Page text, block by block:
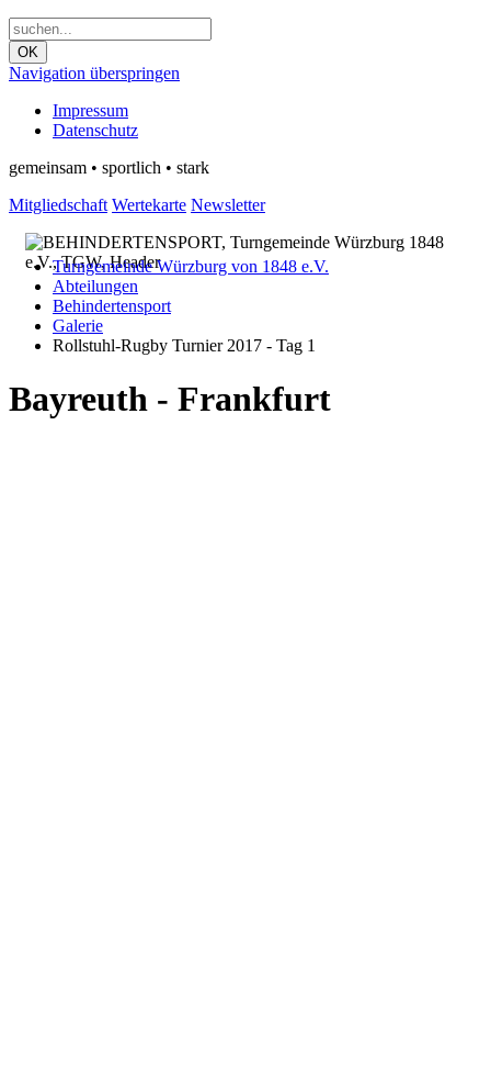
OK
Navigation überspringen
Impressum
Datenschutz
gemeinsam • sportlich • stark
Mitgliedschaft Wertekarte Newsletter
Turngemeinde Würzburg von 1848 e.V.
Abteilungen
Behindertensport
Galerie
Rollstuhl-Rugby Turnier 2017 - Tag 1
Bayreuth - Frankfurt